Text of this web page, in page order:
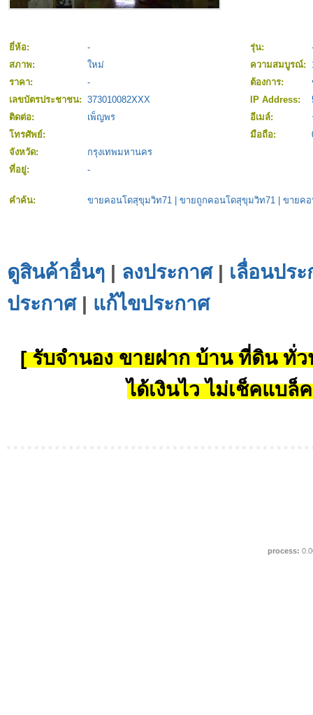
ยี่ห้อ: - รุ่น:
สภาพ:
ใหม่ ความสมบูรณ์:
ราคา:
- ต้องการ:
เลขบัตรประชาชน: 373010082XXX IP Address:
ติดต่อ:
เพ็ญพร
อีเมล์:
โทรศัพย์:
มือถือ:
จังหวัด:
กรุงเทพมหานคร
ที่อยู่:
-
คำค้น: ขายคอนโดสุขุมวิท71 ขายถูกคอนโดสุขุมวิท71 ขายคอ
ดูสินค้าอื่นๆ | ลงประกาศ| เลื่อนปร
ประกาศ| แก้ไขประกาศ
[ รับจำนอง ขายฝาก บ้าน ที่ดิน ทั่ว
ได้เงินไว ไม่เช็คแบล็
process: